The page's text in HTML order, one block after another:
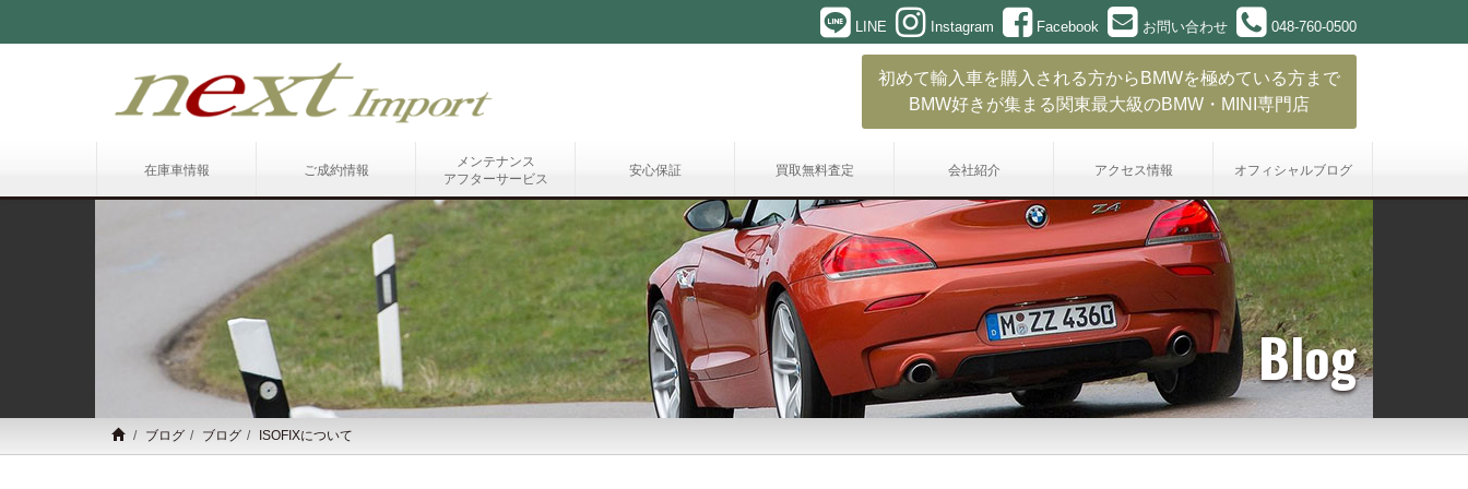
LINE Instagram Facebook お問い合わせ 048-760-0500
初めて輸入車を購入される方からBMWを極めている方まで
BMW好きが集まる関東最大級のBMW・MINI専門店
在庫車情報 ご成約情報
メンテナンス
アフターサービス
安心保証 買取無料査定 会社紹介 アクセス情報 オフィシャルブログ
Blog
ブログ ブログ ISOFIXについて